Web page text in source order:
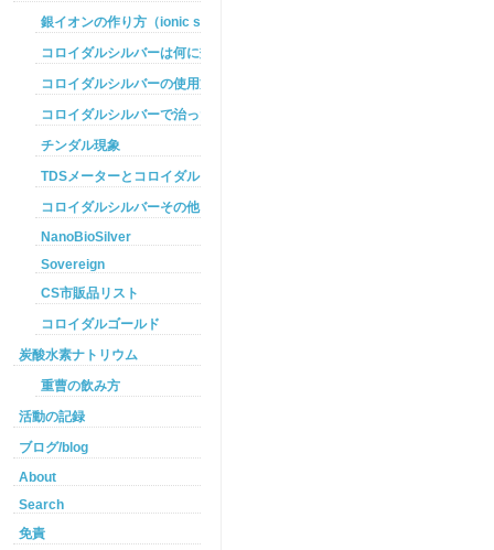
銀イオンの作り方（ionic silver ）
コロイダルシルバーは何に効くのか
コロイダルシルバーの使用方法
コロイダルシルバーで治った例
チンダル現象
TDSメーターとコロイダルシルバー
コロイダルシルバーその他
NanoBioSilver
Sovereign
CS市販品リスト
コロイダルゴールド
炭酸水素ナトリウム
重曹の飲み方
活動の記録
ブログ/blog
About
Search
免責